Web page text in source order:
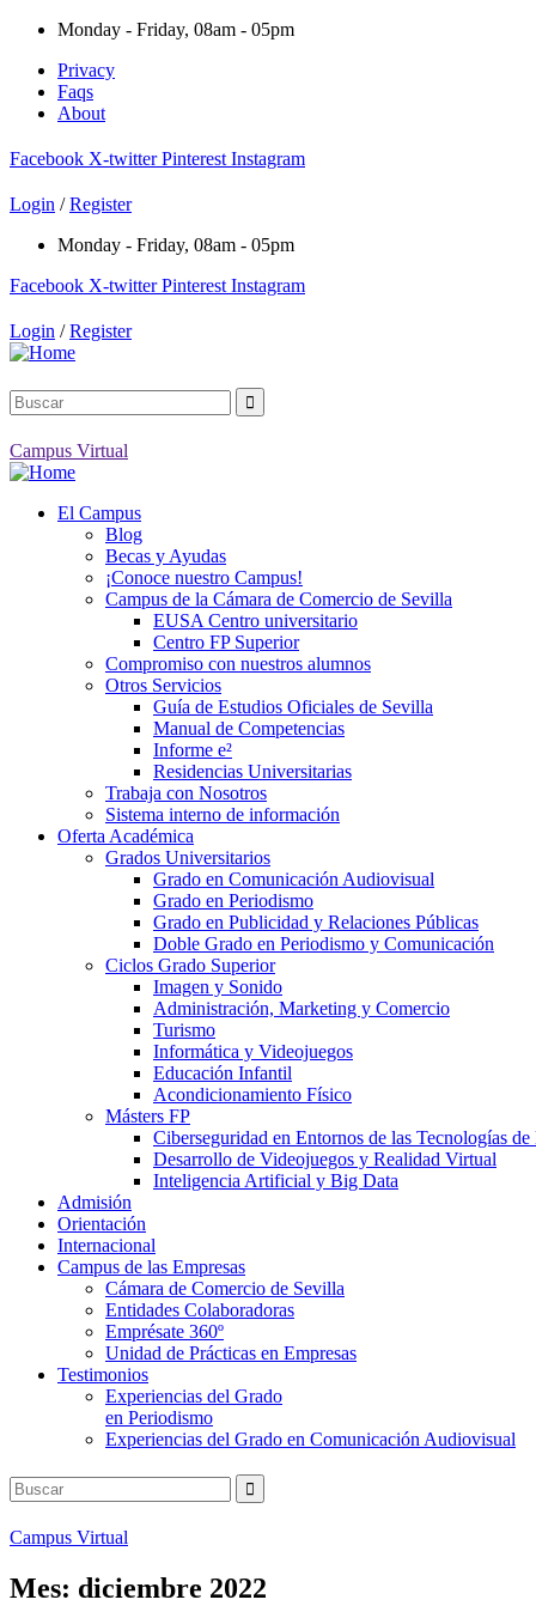
Monday - Friday, 08am - 05pm
Privacy
Faqs
About
Facebook X-twitter Pinterest Instagram
Login / Register
Monday - Friday, 08am - 05pm
Facebook X-twitter Pinterest Instagram
Login / Register
Campus Virtual
El Campus
Blog
Becas y Ayudas
¡Conoce nuestro Campus!
Campus de la Cámara de Comercio de Sevilla
EUSA Centro universitario
Centro FP Superior
Compromiso con nuestros alumnos
Otros Servicios
Guía de Estudios Oficiales de Sevilla
Manual de Competencias
Informe e²
Residencias Universitarias
Trabaja con Nosotros
Sistema interno de información
Oferta Académica
Grados Universitarios
Grado en Comunicación Audiovisual
Grado en Periodismo
Grado en Publicidad y Relaciones Públicas
Doble Grado en Periodismo y Comunicación
Ciclos Grado Superior
Imagen y Sonido
Administración, Marketing y Comercio
Turismo
Informática y Videojuegos
Educación Infantil
Acondicionamiento Físico
Másters FP
Ciberseguridad en Entornos de las Tecnologías
Desarrollo de Videojuegos y Realidad Virtual
Inteligencia Artificial y Big Data
Admisión
Orientación
Internacional
Campus de las Empresas
Cámara de Comercio de Sevilla
Entidades Colaboradoras
Emprésate 360º
Unidad de Prácticas en Empresas
Testimonios
Experiencias del Grado
en Periodismo
Experiencias del Grado en Comunicación Audiovisual
Campus Virtual
Mes: diciembre 2022